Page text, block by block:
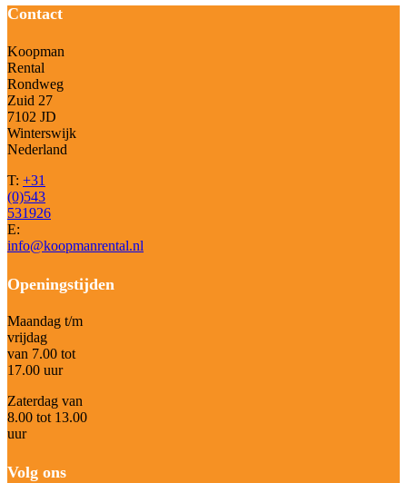
Contact
Koopman
Rental
Rondweg
Zuid 27
7102 JD
Winterswijk
Nederland
T: +31
(0)543
531926
E:
info@koopmanrental.nl
Openingstijden
Maandag t/m
vrijdag
van 7.00 tot
17.00 uur
Zaterdag van
8.00 tot 13.00
uur
Volg ons